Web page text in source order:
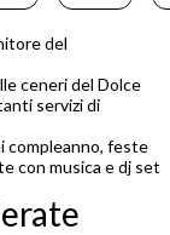
del
ceneri del Dolce
servizi di
compleanno, feste
con musica e dj set